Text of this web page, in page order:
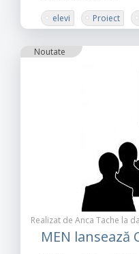
elevi Proiect
Noutate
Realizat de Anca Tache la
MEN lansează